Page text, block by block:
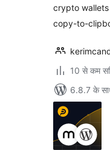
crypto
copy-to-
10 से कम
6.8.7 के